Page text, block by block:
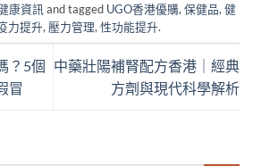
康資訊 and tagged UGO香港優購, 保健品, 健
力提升, 壓力管理, 性功能提升.
？5個
冒
中藥壯陽補腎配方香港｜經典
方劑與現代科學解析